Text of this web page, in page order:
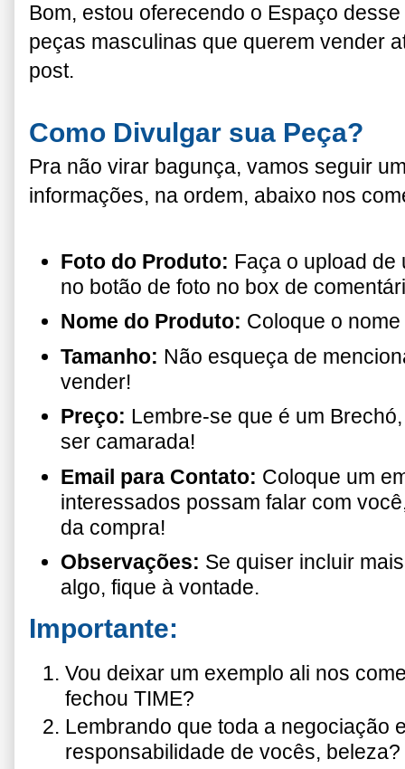
Bom, estou oferecendo o Espaço
peças masculinas que querem vender
post.
Como Divulgar sua Peça?
Pra não virar bagunça, vamos seguir
informações, na ordem, abaixo nos
Foto do Produto: Faça o upload de
no botão de foto no box de
Nome do Produto: Coloque o
Tamanho: Não esqueça de
vender!
Preço: Lembre-se que é um
ser camarada!
Email para Contato: Coloque um
interessados possam falar com
da compra!
Observações: Se quiser incluir
algo, fique à vontade.
Importante:
Vou deixar um exemplo ali nos
fechou TIME?
Lembrando que toda a negociação
responsabilidade de vocês,